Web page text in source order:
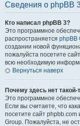
Сведения о phpBB
Кто написал phpBB 3?
Это программное
распространяется phpBB
создании новой
пожалуйста посетите сайт
всю необходимую
Вернуться наверх
Почему здесь нет
Это программное
Если вы считаете, что
посетите сайт phpbb.com
Group. Пожалуйста, не